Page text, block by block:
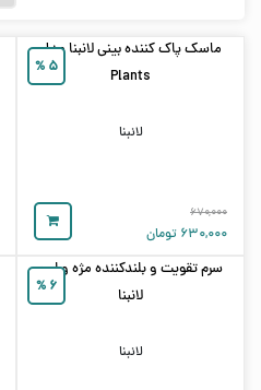
۵ %
ماسک پاک کننده بینی لانبنا مدل
Plants
لانبنا
۶۷۰,۰۰۰
۶۳۰,۰۰۰ تومان
۶ %
سرم تقویت و بلندکننده مژه و ابرو
لانبنا
لانبنا